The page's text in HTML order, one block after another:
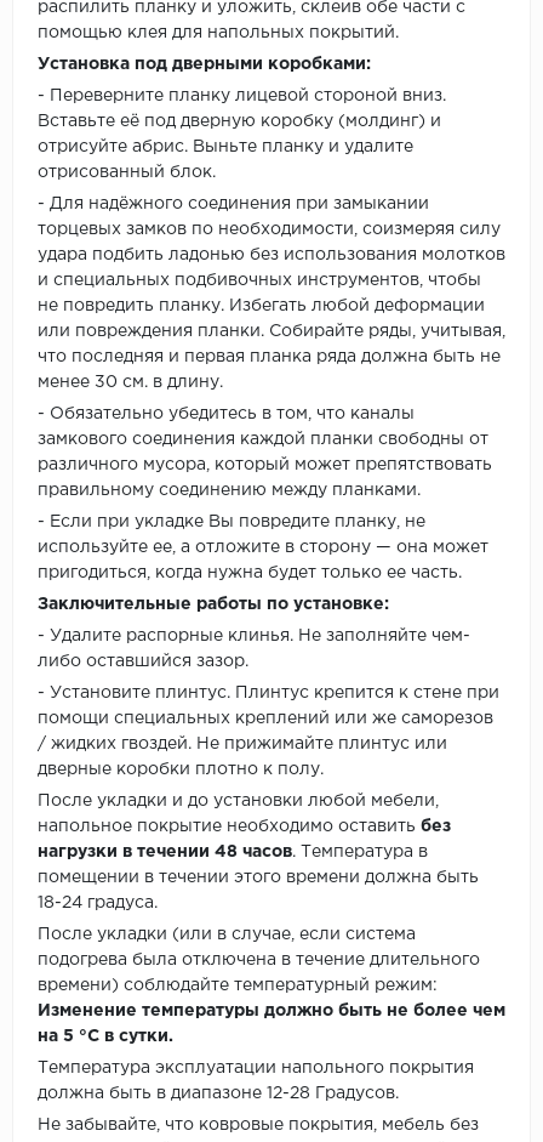
распилить планку и уложить, склеив обе части с
помощью клея для напольных покрытий.
Установка под дверными коробками:
- Переверните планку лицевой стороной вниз.
Вставьте её под дверную коробку (молдинг) и
отрисуйте абрис. Выньте планку и удалите
отрисованный блок.
- Для надёжного соединения при замыкании
торцевых замков по необходимости, соизмеряя силу
удара подбить ладонью без использования молотков
и специальных подбивочных инструментов, чтобы
не повредить планку. Избегать любой деформации
или повреждения планки. Собирайте ряды, учитывая,
что последняя и первая планка ряда должна быть не
менее 30 см. в длину.
- Обязательно убедитесь в том, что каналы
замкового соединения каждой планки свободны от
различного мусора, который может препятствовать
правильному соединению между планками.
- Если при укладке Вы повредите планку, не
используйте ее, а отложите в сторону — она может
пригодиться, когда нужна будет только ее часть.
Заключительные работы по установке:
- Удалите распорные клинья. Не заполняйте чем-
либо оставшийся зазор.
- Установите плинтус. Плинтус крепится к стене при
помощи специальных креплений или же саморезов
/ жидких гвоздей. Не прижимайте плинтус или
дверные коробки плотно к полу.
После укладки и до установки любой мебели,
напольное покрытие необходимо оставить без
нагрузки в течении 48 часов. Температура в
помещении в течении этого времени должна быть
18-24 градуса.
После укладки (или в случае, если система
подогрева была отключена в течение длительного
времени) соблюдайте температурный режим:
Изменение температуры должно быть не более чем
на 5 °C в сутки.
Температура эксплуатации напольного покрытия
должна быть в диапазоне 12-28 Градусов.
Не забывайте, что ковровые покрытия, мебель без